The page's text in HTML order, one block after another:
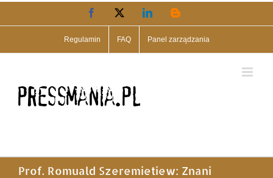
Facebook LinkedInBlogger
Regulamin FAQ Panel zarządzania
Prof. Romuald Szeremietiew: Znani